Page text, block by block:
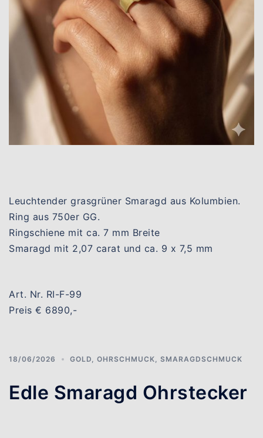
Leuchtender grasgrüner Smaragd aus Kolumbien.
Ring aus 750er GG.
Ringschiene mit ca. 7 mm Breite
Smaragd mit 2,07 carat und ca. 9 x 7,5 mm
Art. Nr. RI-F-99
Preis € 6890,-
18/06/2026 GOLD OHRSCHMUCK SMARAGDSCHMUCK
Edle Smaragd Ohrstecker